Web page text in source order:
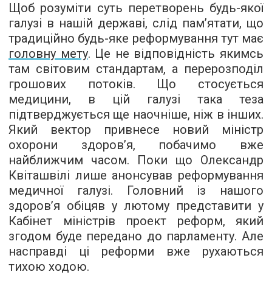
Щоб розуміти суть перетворень будь-якої
галузі в нашій державі, слід пам’ятати, що
традиційно будь-яке реформування тут має
головну мету. Це не відповідність якимсь
там світовим стандартам, а перерозподіл
грошових потоків. Що стосується
медицини, в цій галузі така теза
підтверджується ще наочніше, ніж в інших.
Який вектор привнесе новий міністр
охорони здоров’я, побачимо вже
найближчим часом. Поки що Олександр
Квіташвілі лише анонсував реформування
медичної галузі. Головний із нашого
здоров’я обіцяв у лютому представити у
Кабінет міністрів проект реформ, який
згодом буде передано до парламенту. Але
насправді ці реформи вже рухаються
тихою ходою.